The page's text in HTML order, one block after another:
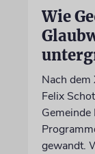
Wie
Nach dem
Felix
gewandt.